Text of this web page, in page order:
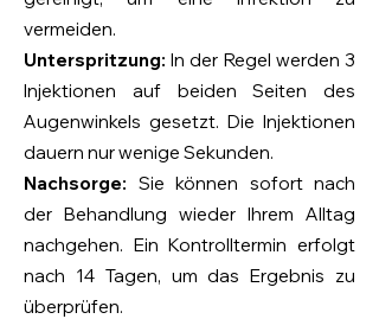
vermeiden.
Unterspritzung: In der Regel werden 3
Injektionen auf beiden Seiten des
Augenwinkels gesetzt. Die Injektionen
dauern nur wenige Sekunden.
Nachsorge: Sie können sofort nach
der Behandlung wieder Ihrem Alltag
nachgehen. Ein Kontrolltermin erfolgt
nach 14 Tagen, um das Ergebnis zu
überprüfen.